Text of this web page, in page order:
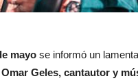
mayo se informó un
Omar Geles, cantautor y